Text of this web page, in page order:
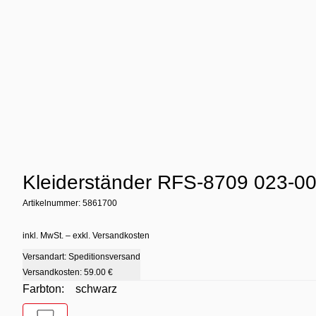
Kleiderständer RFS-8709 023-00
Artikelnummer: 5861700
inkl. MwSt. – exkl. Versandkosten
Versandart: Speditionsversand
Versandkosten: 59.00 €
Farbton:
schwarz
Farbton